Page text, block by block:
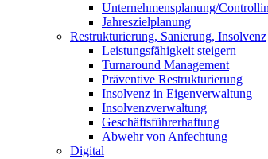
Unternehmensplanung/
Jahreszielplanung
Restrukturierung, Sanierung, Insolvenz
Leistungsfähigkeit steigern
Turnaround Management
Präventive Restrukturierung
Insolvenz in Eigenverwaltung
Insolvenzverwaltung
Geschäftsführerhaftung
Abwehr von Anfechtung
Digital